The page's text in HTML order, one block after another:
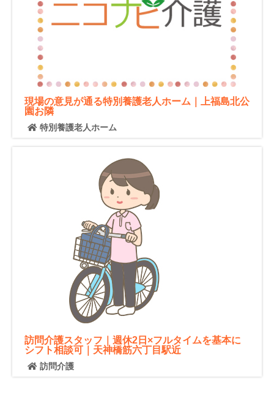
現場の意見が通る特別養護老人ホーム｜上福島北公
園お隣
特別養護老人ホーム
訪問介護スタッフ｜週休2日×フルタイムを基本に
シフト相談可｜天神橋筋六丁目駅近
訪問介護